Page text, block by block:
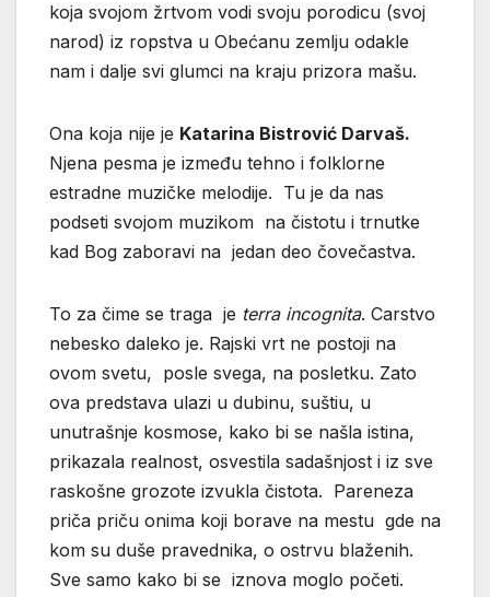
koja svojom žrtvom vodi svoju porodicu (svoj
narod) iz ropstva u Obećanu zemlju odakle
nam i dalje svi glumci na kraju prizora mašu.
Ona koja nije je Katarina Bistrović Darvaš.
Njena pesma je između tehno i folklorne
estradne muzičke melodije. Tu je da nas
podseti svojom muzikom na čistotu i trnutke
kad Bog zaboravi na jedan deo čovečastva.
To za čime se traga je terra incognita. Carstvo
nebesko daleko je. Rajski vrt ne postoji na
ovom svetu, posle svega, na posletku. Zato
ova predstava ulazi u dubinu, suštiu, u
unutrašnje kosmose, kako bi se našla istina,
prikazala realnost, osvestila sadašnjost i iz sve
raskošne grozote izvukla čistota. Pareneza
priča priču onima koji borave na mestu gde na
kom su duše pravednika, o ostrvu blaženih.
Sve samo kako bi se iznova moglo početi.